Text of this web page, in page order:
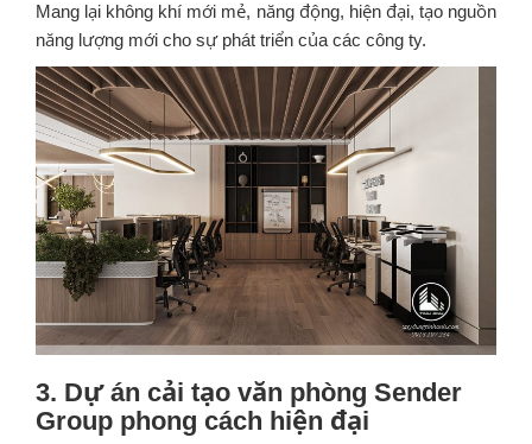
Mang lại không khí mới mẻ, năng động, hiện đại, tạo nguồn
năng lượng mới cho sự phát triển của các công ty.
3. Dự án cải tạo văn phòng Sender
Group phong cách hiện đại